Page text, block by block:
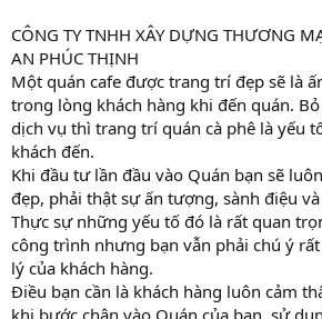
CÔNG TY TNHH XÂY DỰNG THƯƠNG
AN PHÚC THỊNH
Một quán cafe được trang trí đẹp sẽ là
trong lòng khách hàng khi đến quán.
dịch vụ thì trang trí quán cà phê là yếu
khách đến.
Khi đầu tư lần đầu vào Quán bạn sẽ
đẹp, phải thật sự ấn tượng, sành điệu
Thực sự những yếu tố đó là rất quan
công trình nhưng bạn vẫn phải chú ý
lý của khách hàng.
Điều bạn cần là khách hàng luôn cảm
khi bước chân vào Quán của bạn, sử